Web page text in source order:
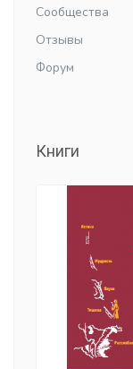
Сообщества
Отзывы
Форум
Книги